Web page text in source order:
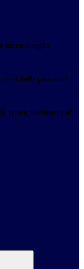
un messaggio
della password
posta elettronica!